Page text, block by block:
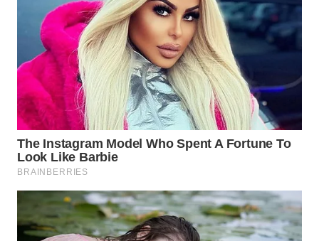
WN
INDRAMAYU
WN
KUNINGAN
WN
MAJALENGKA
WN
WN
SUKABUMI